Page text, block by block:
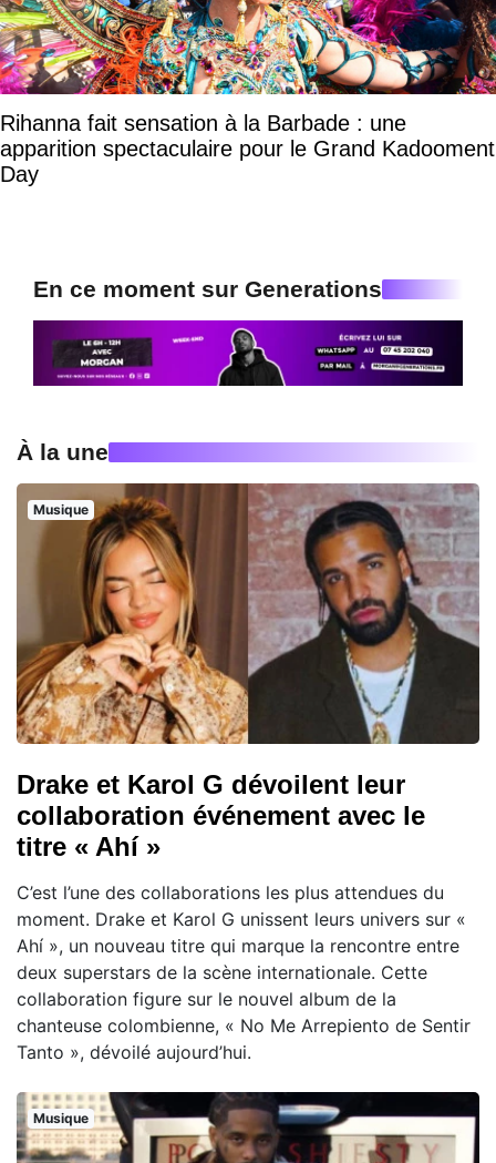
Rihanna fait sensation à la Barbade : une
apparition spectaculaire pour le Grand Kadooment
Day
En ce moment sur Generations
À la une
Musique
Drake et Karol G dévoilent leur
collaboration événement avec le
titre « Ahí »
C’est l’une des collaborations les plus attendues du
moment. Drake et Karol G unissent leurs univers sur «
Ahí », un nouveau titre qui marque la rencontre entre
deux superstars de la scène internationale. Cette
collaboration figure sur le nouvel album de la
chanteuse colombienne, « No Me Arrepiento de Sentir
Tanto », dévoilé aujourd’hui.
Musique